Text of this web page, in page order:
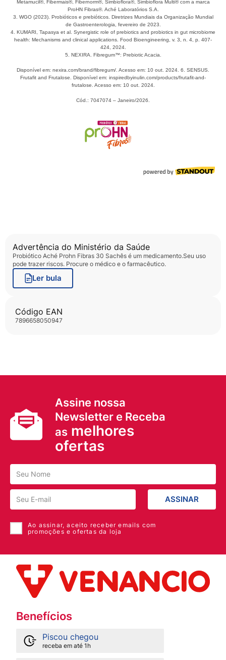
Advertência do Ministério da Saúde
Probiótico Aché Prohn Fibras 30 Sachês é um medicamento.Seu uso
pode trazer riscos. Procure o médico e o farmacêutico.
Ler bula
Código EAN
7896658050947
Assine nossa
Newsletter e Receba
as melhores
ofertas
ASSINAR
Ao assinar, aceito receber emails com
promoções e ofertas da loja
Benefícios
Piscou chegou
receba em até 1h